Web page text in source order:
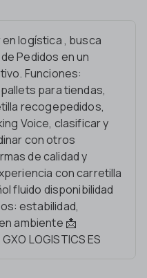
en logística , busca
Pedidos en un
Funciones:
para tiendas,
recogepedidos,
Voice, clasificar y
con otros
de calidad y
con carretilla
fluido disponibilidad
estabilidad,
ambiente 📩
LOGISTICS ES